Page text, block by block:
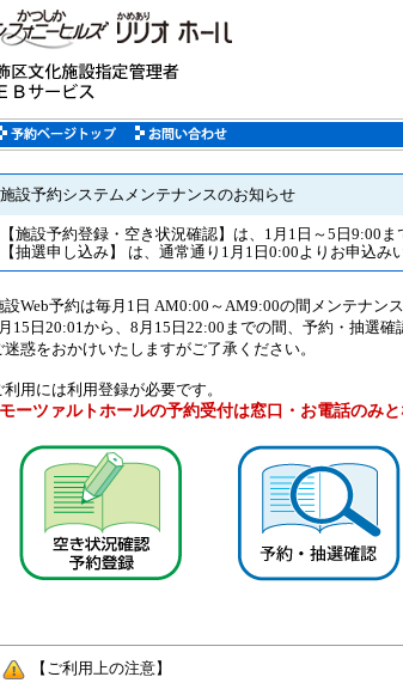
施設予約システムメンテナンスのお知らせ
【施設予約登録・空き状況確認】は、1月1日～5日9:00ま
【抽選申し込み】 は、通常通り1月1日0:00よりお申込み
設Web予約は毎月1日 AM0:00～AM9:00の間メンテナン
15日20:01から、8月15日22:00までの間、予約・抽選確
迷惑をおかけいたしますがご了承ください。
利用には利用登録が必要です。
ーツァルトホールの予約受付は窓口・お電話のみと
【ご利用上の注意】